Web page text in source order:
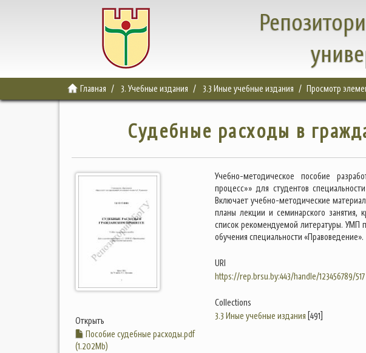
Главная 3. Учебные издания 3.3 Иные учебные издания Просмотр
Судебные расходы в
Открыть
Пособие судебные расходы.pdf
(1.202Mb)
Учебно-методическое пособие
процесс»» для студентов
Включает учебно-методические
планы лекции и семинарского занятия,
список рекомендуемой литературы. УМП
обучения специальности «Правоведение».
URI
https://rep.brsu.by:443/handle/123456789/517
Collections
3.3 Иные учебные издания [491]